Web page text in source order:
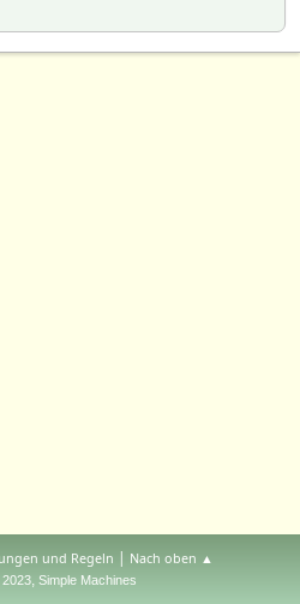
und Regeln | Nach oben ▲
, Simple Machines